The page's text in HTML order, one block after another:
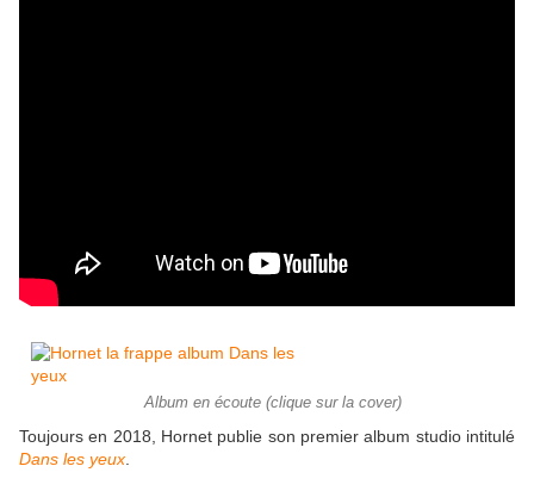
Album en écoute (clique sur la cover)
Toujours en 2018, Hornet publie son premier album studio intitulé
Dans les yeux